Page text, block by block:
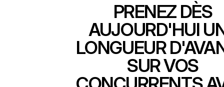
PRENEZ DÈS
AUJOURD'HUI
LONGUEUR
SUR VOS